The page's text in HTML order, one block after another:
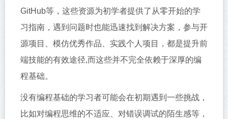
GitHub等，这些资源为初学者提供了从零开始的学
习指南，遇到问题时也能迅速找到解决方案，参与开
源项目、模仿优秀作品、实践个人项目，都是提升前
端技能的有效途径,而这些并不完全依赖于深厚的编
程基础。
没有编程基础的学习者可能会在初期遇到一些挑战，
比如对编程思维的不适应、对错误调试的陌生感等，